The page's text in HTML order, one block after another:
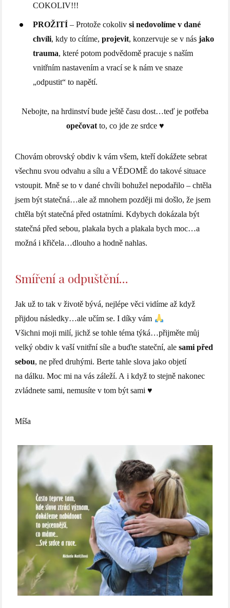
COKOLIV!!!
PROŽITÍ – Protože cokolivsi nedovolíme v dané
chvíli, kdy to cítíme,projevit, konzervuje se v násjako
trauma, které potom podvědomě pracuje s naším
vnitřním nastavením a vrací se k nám ve snaze
„odpustit“ to napětí.
Nebojte, na hrdinství bude ještě času dost…teď je potřeba
opečovat to, co jde ze srdce ♥
Chovám obrovský obdiv k vám všem, kteří dokážete sebrat
všechnu svou odvahu a sílu a VĚDOMĚ do takové situace
vstoupit. Mně se to v dané chvíli bohužel nepodařilo – chtěla
jsem být statečná…ale až mnohem později mi došlo, že jsem
chtěla být statečná před ostatními. Kdybych dokázala být
statečná před sebou, plakala bych a plakala bych moc…a
možná i křičela…dlouho a hodně nahlas.
Smíření a odpuštění…
Jak už to tak v životě bývá, nejlépe věci vidíme až když
přijdou následky…ale učím se. I díky vám
Všichni moji milí, jichž se tohle téma týká…přijměte můj
velký obdiv k vaší vnitřní síle a buďte stateční, alesami před
sebou, ne před druhými. Berte tahle slova jako objetí
na dálku. Moc mi na vás záleží. A i když to stejně nakonec
zvládnete sami, nemusíte v tom být sami ♥
Míša